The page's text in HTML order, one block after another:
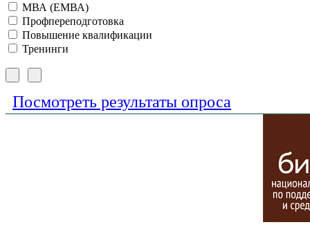
МВА (ЕМВА)
Профпереподготовка
Повышение квалификации
Тренинги
Посмотреть результаты опроса